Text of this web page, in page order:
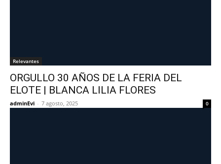
Relevantes
ORGULLO 30 AÑOS DE LA FERIA DEL
ELOTE | BLANCA LILIA FLORES
adminEvi - 7 agosto, 2025 0